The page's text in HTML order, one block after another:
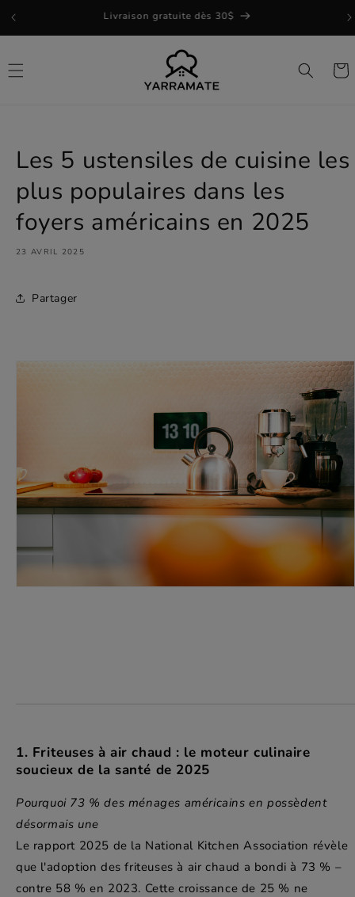
au
Livraison gratuite dès 30$
Les 5 ustensiles de cuisine les
plus populaires dans les
foyers américains en 2025
23 AVRIL 2025
Partager
1. Friteuses à air chaud : le moteur culinaire
soucieux de la santé de 2025
Pourquoi 73 % des ménages américains en possèdent
désormais une
Le rapport 2025 de la National Kitchen Association révèle
que l'adoption des friteuses à air chaud a bondi à 73 % –
contre 58 % en 2023. Cette croissance de 25 % ne